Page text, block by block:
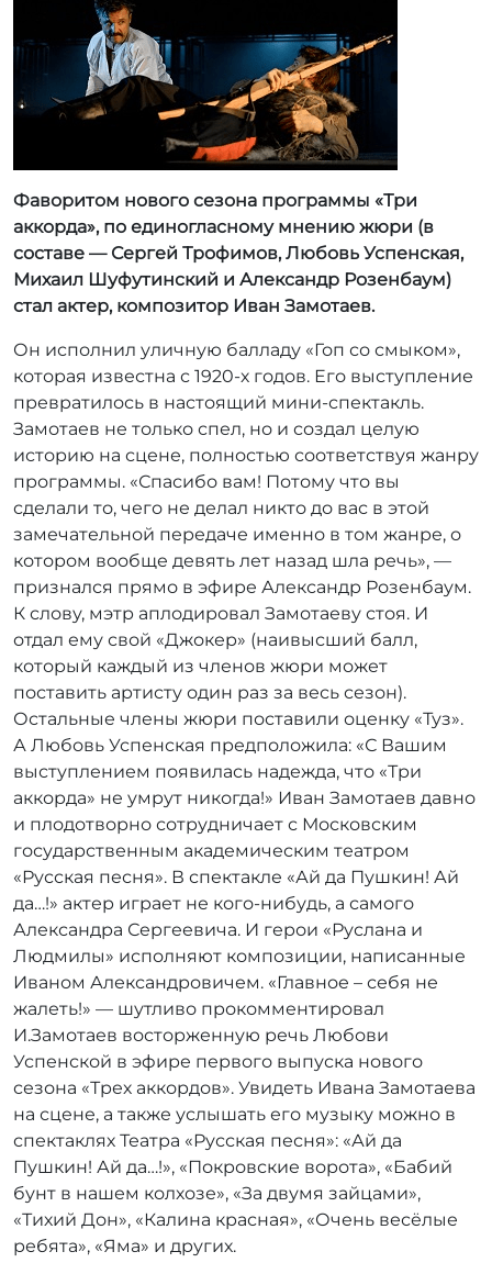
a
d
m
i
Фаворитом нового сезона программы «Три
аккорда», по единогласному мнению жюри (в
составе — Сергей Трофимов, Любовь Успенская,
Михаил Шуфутинский и Александр Розенбаум)
стал актер, композитор Иван Замотаев.
Он исполнил уличную балладу «Гоп со смыком»,
которая известна с 1920-х годов. Его выступление
превратилось в настоящий мини-спектакль.
Замотаев не только спел, но и создал целую
историю на сцене, полностью соответствуя жанру
программы. «Спасибо вам! Потому что вы
сделали то, чего не делал никто до вас в этой
замечательной передаче именно в том жанре, о
котором вообще девять лет назад шла речь», —
признался прямо в эфире Александр Розенбаум.
К слову, мэтр аплодировал Замотаеву стоя. И
отдал ему свой «Джокер» (наивысший балл,
который каждый из членов жюри может
поставить артисту один раз за весь сезон).
Остальные члены жюри поставили оценку «Туз».
А Любовь Успенская предположила: «С Вашим
выступлением появилась надежда, что «Три
аккорда» не умрут никогда!» Иван Замотаев давно
и плодотворно сотрудничает с Московским
государственным академическим театром
«Русская песня». В спектакле «Ай да Пушкин! Ай
да…!» актер играет не кого-нибудь, а самого
Александра Сергеевича. И герои «Руслана и
Людмилы» исполняют композиции, написанные
Иваном Александровичем. «Главное – себя не
жалеть!» — шутливо прокомментировал
И.Замотаев восторженную речь Любови
Успенской в эфире первого выпуска нового
сезона «Трех аккордов». Увидеть Ивана Замотаева
на сцене, а также услышать его музыку можно в
спектаклях Театра «Русская песня»: «Ай да
Пушкин! Ай да…!», «Покровские ворота», «Бабий
бунт в нашем колхозе», «За двумя зайцами»,
«Тихий Дон», «Калина красная», «Очень весёлые
ребята», «Яма» и других.